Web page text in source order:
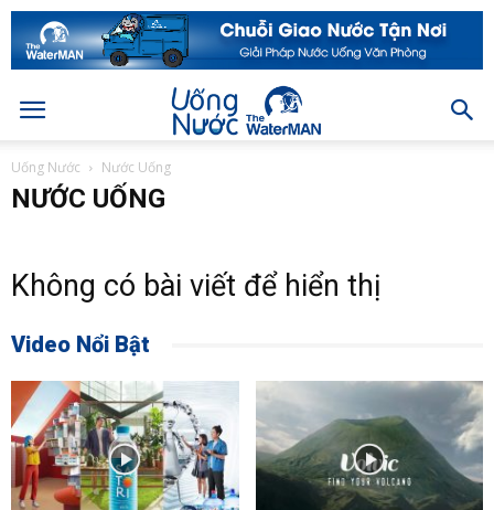
Uống Nước Nước Uống
NƯỚC UỐNG
Không có bài viết để hiển thị
Video Nổi Bật